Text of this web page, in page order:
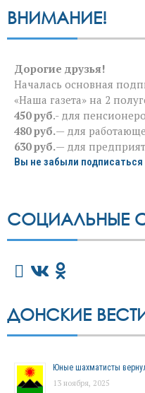
ВНИМАНИЕ!
Дорогие друзья!
Началась основная
«Наша газета» на 2
450 руб.- для
480 руб.— для
630 руб.— для
Вы не забыли подписаться
СОЦИАЛЬНЫЕ
ДОНСКИЕ
Юные шахматисты
13 ноября, 2025